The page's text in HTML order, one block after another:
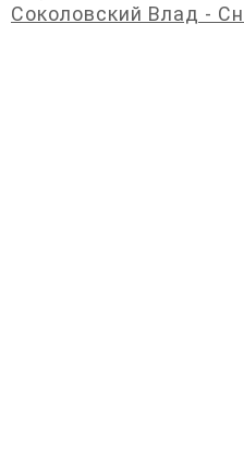
Соколовский Влад -